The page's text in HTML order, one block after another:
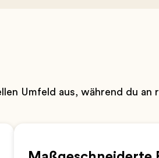
Umfeld aus, während du